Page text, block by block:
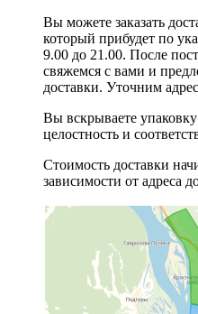
Вы можете заказать
который прибудет по
9.00 до 21.00. После
свяжемся с вами и
доставки. Уточним
Вы вскрываете
целостность и
Стоимость доставки
зависимости от адреса